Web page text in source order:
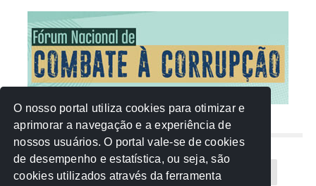
NUVEM DE TAGS
Acontece na Rede AGU AMM
O nosso portal utiliza cookies para otimizar e
aprimorar a navegação e a experiência de
nossos usuários. O portal vale-se de cookies
de desempenho e estatística, ou seja, são
cookies utilizados através da ferramenta